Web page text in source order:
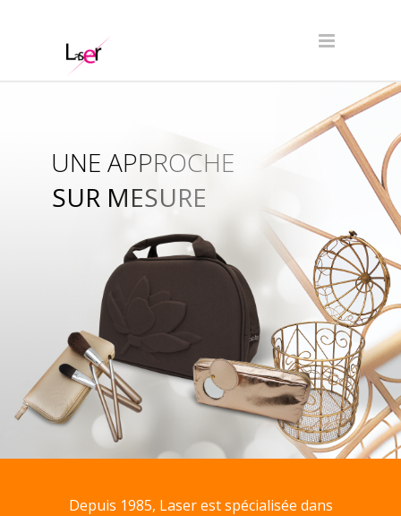
SUR MESURE
UNE APPROCHE
Depuis 1985, Laser est spécialisée dans